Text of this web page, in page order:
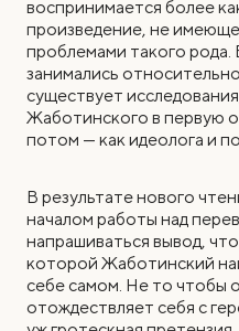
воспринимается более
произведение, не
проблемами такого
занимались
существует
Жаботинского в первую
потом — как идеолога и
В результате нового
началом работы над
напрашиваться вывод,
которой Жаботинский
себе самом. Не то чтобы
отождествляет себя с